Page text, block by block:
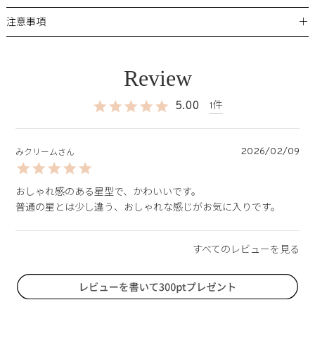
注意事項 ＋
5.00 1
みクリーム 2026/02/09
おしゃれ感のある星型で、かわいいです。
普通の星とは少し違う、おしゃれな感じがお気に入りです。